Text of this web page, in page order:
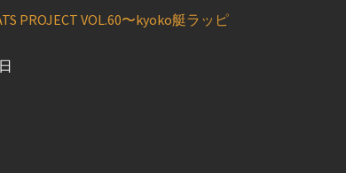
PROJECT VOL.60〜kyoko艇ラッピ